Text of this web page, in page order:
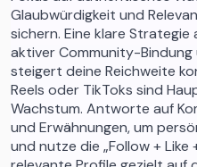
Glaubwürdigkeit und
sichern. Eine klare
aktiver Community-
steigert deine Reichweite
Reels oder TikToks sind
Wachstum. Antworte auf
und Erwähnungen, um
und nutze die „Follow + Like